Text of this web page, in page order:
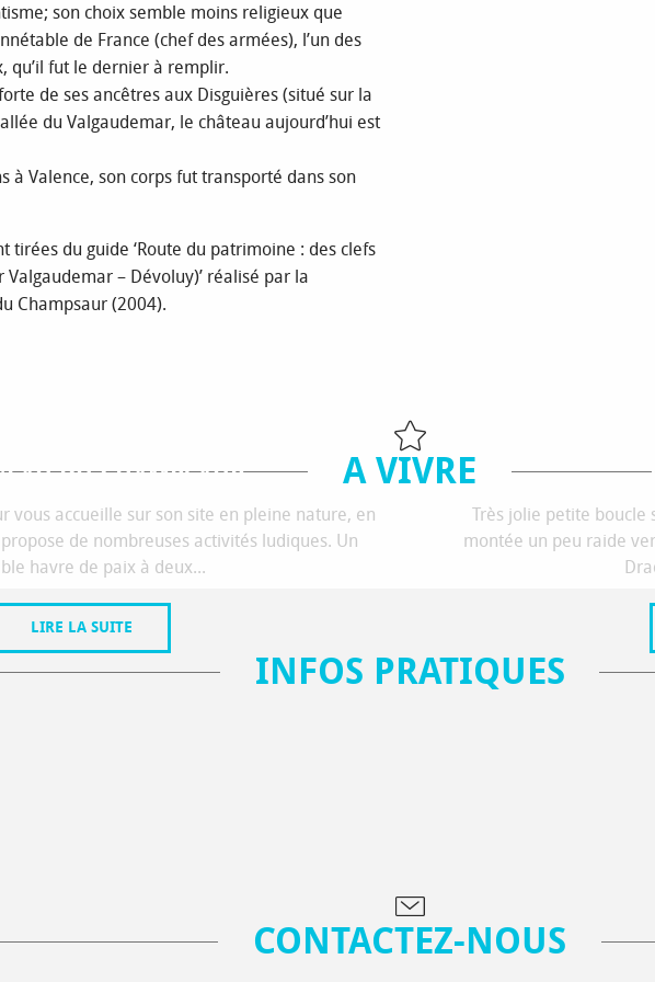
son choix semble moins religieux que
de France (chef des armées), l’un des
qu’il fut le dernier à remplir.
de ses ancêtres aux Disguières (situé sur la
du Valgaudemar, le château aujourd’hui est
à Valence, son corps fut transporté dans son
tirées du guide ‘Route du patrimoine : des clefs
– Dévoluy)’ réalisé par la
Champsaur (2004).
A VIVRE
DU CHAMPSAUR
vous accueille sur son site en pleine nature, en
de nombreuses activités ludiques. Un
havre de paix à deux...
LIRE LA SUITE
Très jolie petite boucle
montée un peu raide
INFOS PRATIQUES
CONTACTEZ-NOUS